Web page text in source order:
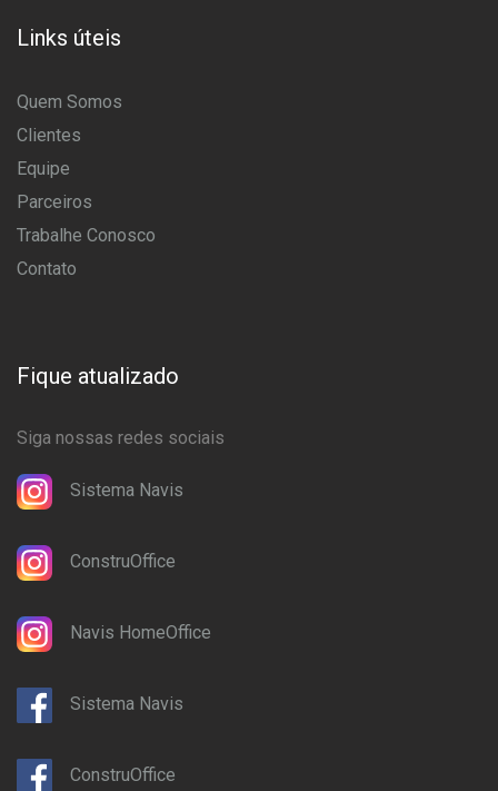
Links úteis
Quem Somos
Clientes
Equipe
Parceiros
Trabalhe Conosco
Contato
Fique atualizado
Siga nossas redes sociais
Sistema Navis
ConstruOffice
Navis HomeOffice
Sistema Navis
ConstruOffice